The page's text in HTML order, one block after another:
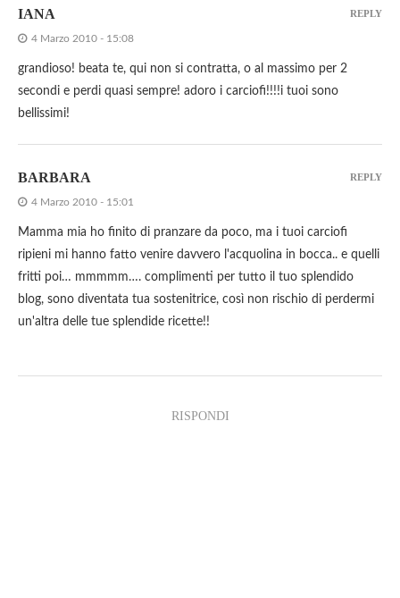
IANA
4 Marzo 2010 - 15:08
grandioso! beata te, qui non si contratta, o al massimo per 2
secondi e perdi quasi sempre! adoro i carciofi!!!!i tuoi sono
bellissimi!
REPLY
BARBARA
4 Marzo 2010 - 15:01
Mamma mia ho finito di pranzare da poco, ma i tuoi carciofi
ripieni mi hanno fatto venire davvero l'acquolina in bocca.. e quelli
fritti poi… mmmmm…. complimenti per tutto il tuo splendido
blog, sono diventata tua sostenitrice, così non rischio di perdermi
un'altra delle tue splendide ricette!!
REPLY
RISPONDI